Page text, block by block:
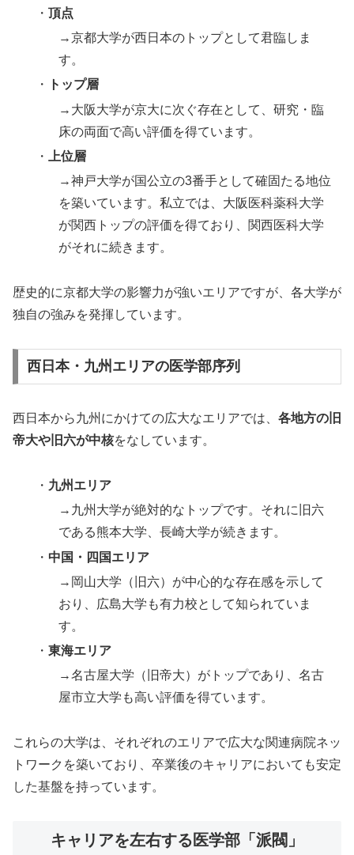
・頂点
→京都大学が西日本のトップとして君臨しま
す。
・
トップ層
→大阪大学が京大に次ぐ存在として、研究・臨
床の両面で高い評価を得ています。
・
上位層
→神戸大学が国公立の3番手として確固たる地位
を築いています。私立では、大阪医科薬科大学
が関西トップの評価を得ており、関西医科大学
がそれに続きます。
歴史的に京都大学の影響力が強いエリアですが、各大学が
独自の強みを発揮しています。
西日本・九州エリアの医学部序列
西日本から九州にかけての広大なエリアでは、 各地方の旧
帝大や旧六が中核をなしています。
・ 九州エリア
→九州大学が絶対的なトップです。それに旧六
である熊本大学、長崎大学が続きます。
・ 中国・四国エリア
→岡山大学（旧六）が中心的な存在感を示して
おり、広島大学も有力校として知られていま
す。
・東海エリア
→名古屋大学（旧帝大）がトップであり、名古
屋市立大学も高い評価を得ています。
これらの大学は、それぞれのエリアで広大な関連病院ネッ
トワークを築いており、卒業後のキャリアにおいても安定
した基盤を持っています。
キャリアを左右する医学部「派閥」